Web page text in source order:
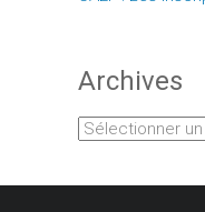
Archives
Archives